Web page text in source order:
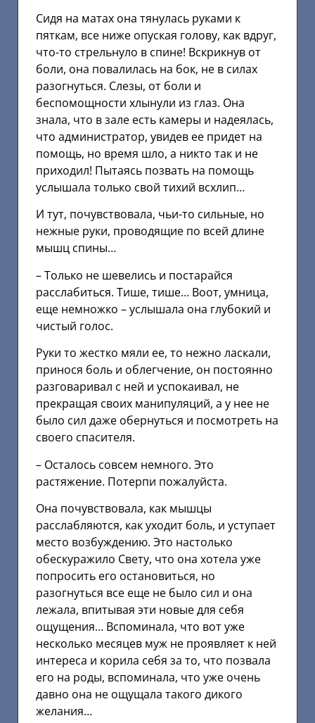
Сидя на матах она тянулась руками к
пяткам, все ниже опуская голову, как вдруг,
что-то стрельнуло в спине! Вскрикнув от
боли, она повалилась на бок, не в силах
разогнуться. Слезы, от боли и
беспомощности хлынули из глаз. Она
знала, что в зале есть камеры и надеялась,
что администратор, увидев ее придет на
помощь, но время шло, а никто так и не
приходил! Пытаясь позвать на помощь
услышала только свой тихий всхлип…
И тут, почувствовала, чьи-то сильные, но
нежные руки, проводящие по всей длине
мышц спины…
– Только не шевелись и постарайся
расслабиться. Тише, тише… Воот, умница,
еще немножко – услышала она глубокий и
чистый голос.
Руки то жестко мяли ее, то нежно ласкали,
принося боль и облегчение, он постоянно
разговаривал с ней и успокаивал, не
прекращая своих манипуляций, а у нее не
было сил даже обернуться и посмотреть на
своего спасителя.
– Осталось совсем немного. Это
растяжение. Потерпи пожалуйста.
Она почувствовала, как мышцы
расслабляются, как уходит боль, и уступает
место возбуждению. Это настолько
обескуражило Свету, что она хотела уже
попросить его остановиться, но
разогнуться все еще не было сил и она
лежала, впитывая эти новые для себя
ощущения… Вспоминала, что вот уже
несколько месяцев муж не проявляет к ней
интереса и корила себя за то, что позвала
его на роды, вспоминала, что уже очень
давно она не ощущала такого дикого
желания…